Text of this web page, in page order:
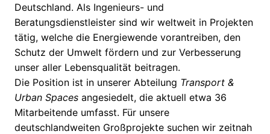
Deutschland. Als Ingenieurs- und
Beratungsdienstleister sind wir weltweit in Projekten
tätig, welche die Energiewende vorantreiben, den
Schutz der Umwelt fördern und zur Verbesserung
unser aller Lebensqualität beitragen.
Die Position ist in unserer Abteilung Transport &
Urban Spaces angesiedelt, die aktuell etwa 36
Mitarbeitende umfasst. Für unsere
deutschlandweiten Großprojekte suchen wir zeitnah